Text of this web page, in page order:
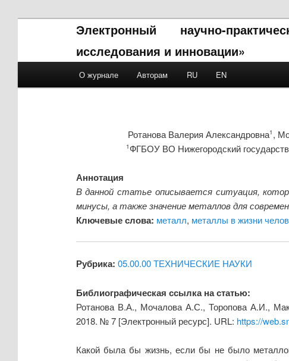
Электронный научно-
исследования и инновации»
Skip to primary content
Skip to secondary content
О журнале Авторам RU EN
Ротанова Валерия Александровна1 ,
1 ФГБОУ ВО Нижегородский
Аннотация
В данной статье описывается ситуация,
минусы, а также значение металлов для
Ключевые слова: металл, металлы в жизни
Рубрика: 05.00.00 ТЕХНИЧЕСКИЕ НАУКИ
Библиографическая ссылка на статью:
Ротанова В.А., Мочалова А.С., Торопова А.И.,
2018. № 7 [Электронный ресурс]. URL: https://
Какой была бы жизнь, если бы не было